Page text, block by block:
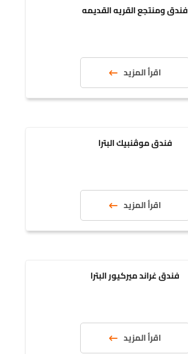
فندق ومنتجع القريه القديمه
اقرأ المزيد
فندق موڤنبيك البترا
اقرأ المزيد
فندق غراند ميركيور البترا
اقرأ المزيد